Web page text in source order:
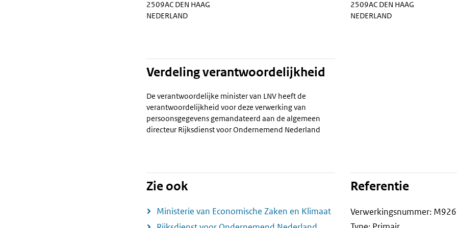
2509AC DEN HAAG
NEDERLAND
2509AC DEN HAAG
NEDERLAND
Verdeling verantwoordelijkheid
De verantwoordelijke minister van LNV heeft de
verantwoordelijkheid voor deze verwerking van
persoonsgegevens gemandateerd aan de algemeen
directeur Rijksdienst voor Ondernemend Nederland
Zie ook
Ministerie van Economische Zaken en Klimaat
Referentie
Verwerkingsnummer: